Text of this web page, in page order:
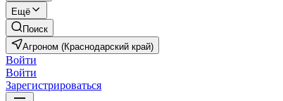
Ещё
Поиск
Агроном (Краснодарский край)
Войти
Войти
Зарегистрироваться